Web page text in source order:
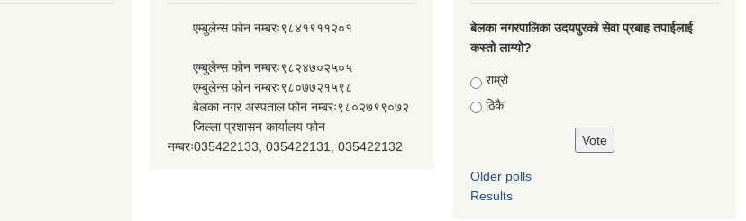
एम्बुलेन्स फोन नम्बरः९८४१९११२०१
एम्बुलेन्स फोन नम्बरः९८२४७०२५०५
एम्बुलेन्स फोन नम्बरः९८०७७२१५९८
बेलका नगर अस्पताल फोन नम्बरः९८०२७९९०७२
जिल्ला प्रशासन कार्यालय फोन
नम्बरः035422133, 035422131, 035422132
बेलका नगरपालिका उदयपुरको सेवा प्रबाह तपाईलाई
कस्तो लाग्यो?
Choices
राम्रो
ठिकै
Older polls
Results